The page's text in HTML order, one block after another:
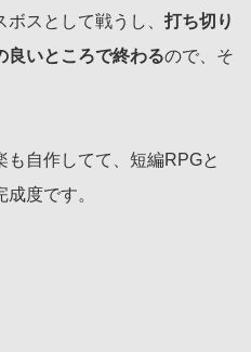
スとして戦うし、 打ち切り
良いところで終わるので、そ
自作してて、短編RPGと
度です。